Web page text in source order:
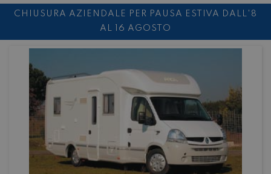
CHIUSURA AZIENDALE PER PAUSA ESTIVA DALL'8
AL 16 AGOSTO
DURANTE IL MESE DI AGOSTO SIAMO CHIUSI IL
SCONTO 10% NOLEGGIO ENTRO IL 31.08
NOLEGGI DI SETTEMBRE